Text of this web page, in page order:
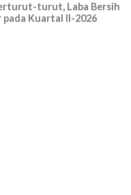
turut, Laba Bersih
pada Kuartal II-2026